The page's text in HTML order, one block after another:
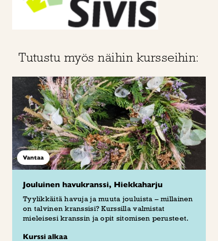
Tutustu myös näihin kursseihin:
Vantaa
Jouluinen havukranssi, Hiekkaharju
Tyylikkäitä havuja ja muuta jouluista – millainen
on talvinen kranssisi? Kurssilla valmistat
mieleisesi kranssin ja opit sitomisen perusteet.
Kurssi alkaa